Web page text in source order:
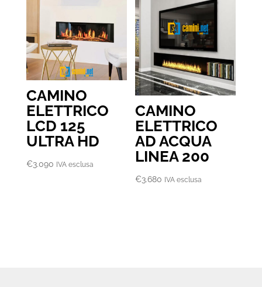
CAMINO
ELETTRICO
LCD 125
ULTRA HD
€3.090 IVA esclusa
CAMINO
ELETTRICO
AD ACQUA
LINEA 200
€3.680 IVA esclusa